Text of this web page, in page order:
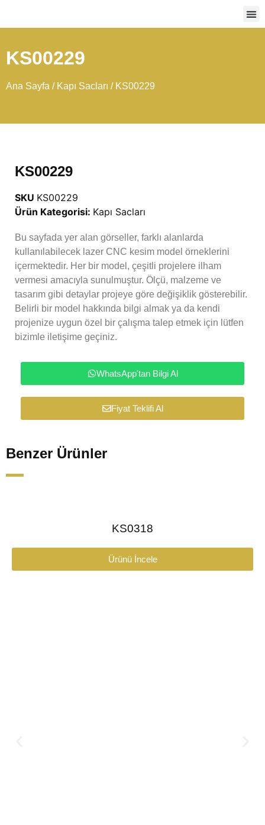
KS00229
Ana Sayfa / Kapı Sacları / KS00229
KS00229
SKU KS00229
Ürün Kategorisi: Kapı Sacları
Bu sayfada yer alan görseller, farklı alanlarda
kullanılabilecek lazer CNC kesim model örneklerini
içermektedir. Her bir model, çeşitli projelere ilham
vermesi amacıyla sunulmuştur. Ölçü, malzeme ve
tasarım gibi detaylar projeye göre değişiklik gösterebilir.
Belirli bir model hakkında bilgi almak ya da kendi
projenize uygun özel bir çalışma talep etmek için lütfen
bizimle iletişime geçiniz.
WhatsApp'tan Bilgi Al
Fiyat Teklifi Al
Benzer Ürünler
KS0318
Ürünü İncele